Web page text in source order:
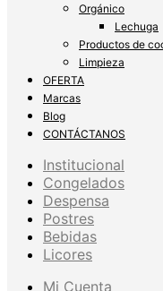
Orgánico
Lechuga
Productos de
Limpieza
OFERTA
Marcas
Blog
CONTÁCTANOS
Institucional
Congelados
Despensa
Postres
Bebidas
Licores
Mi Cuenta